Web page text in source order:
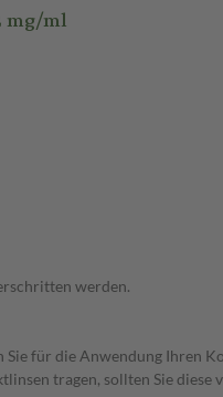
mg/ml
werden.
für die Anwendung Ihren
tragen, sollten Sie